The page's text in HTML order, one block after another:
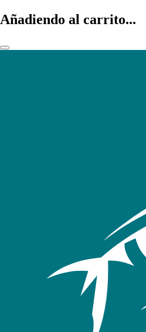
Añadiendo al carrito...